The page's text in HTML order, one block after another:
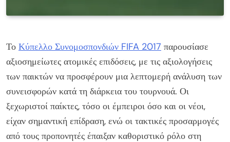
Το Κύπελλο Συνομοσπονδιών FIFA 2017 παρουσίασε
αξιοσημείωτες ατομικές επιδόσεις, με τις αξιολογήσεις
των παικτών να προσφέρουν μια λεπτομερή ανάλυση των
συνεισφορών κατά τη διάρκεια του τουρνουά. Οι
ξεχωριστοί παίκτες, τόσο οι έμπειροι όσο και οι νέοι,
είχαν σημαντική επίδραση, ενώ οι τακτικές προσαρμογές
από τους προπονητές έπαιξαν καθοριστικό ρόλο στη